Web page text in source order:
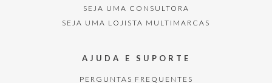
SEJA UMA CONSULTORA
SEJA UMA LOJISTA MULTIMARCAS
AJUDA E SUPORTE
PERGUNTAS FREQUENTES